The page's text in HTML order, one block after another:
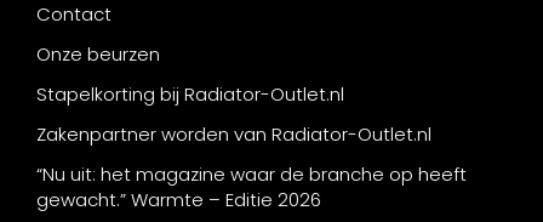
Contact
Onze beurzen
Stapelkorting bij Radiator-Outlet.nl
Zakenpartner worden van Radiator-Outlet.nl
“Nu uit: het magazine waar de branche op heeft
gewacht.” Warmte – Editie 2026